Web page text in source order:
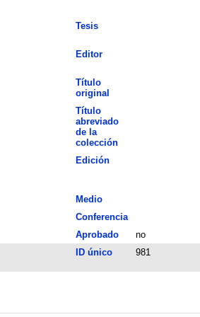
Tesis
Editor
Título
original
Título
abreviado
de la
colección
Edición
Medio
Conferencia
Aprobado
no
ID único 981